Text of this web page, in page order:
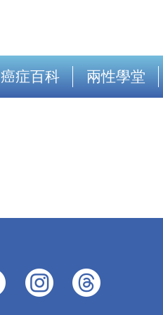
癌症百科 兩性學堂